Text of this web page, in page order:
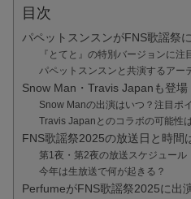
目次
パペットスンスンがFNS歌謡祭
『とてと』の特別バージョンに注
パペットスンスンと共演するアー
Snow Man・Travis Japanも登
Snow Manの出演はいつ？注目ポ
Travis Japanとのコラボの可能性
FNS歌謡祭2025の放送日と時間
第1夜・第2夜の放送スケジュール
今年は生放送で何が起きる？
PerfumeがFNS歌謡祭2025に出